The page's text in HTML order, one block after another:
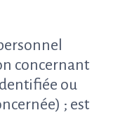
concernant
ou
; est